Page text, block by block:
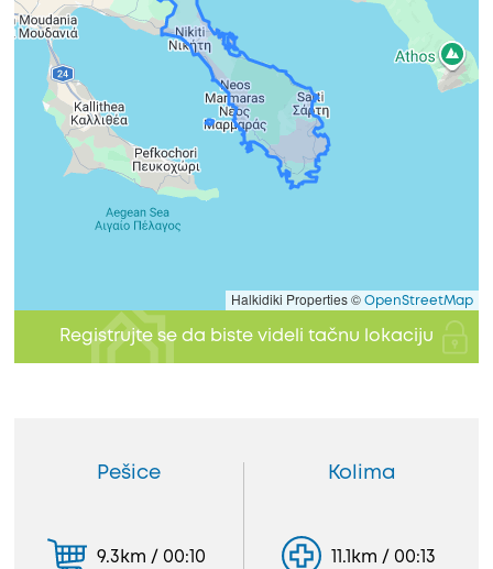
Halkidiki Properties © OpenStreetMap
Registrujte se da biste videli tačnu lokaciju
Pešice
9.3km / 00:10
Kolima
11.1km / 00:13